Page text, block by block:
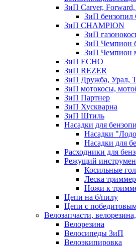
ЗиП Carver,
ЗиП бензопил
ЗиП CHAMPION
ЗиП
ЗиП Чемпион
ЗиП Чемпион
ЗиП ECHO
ЗиП REZER
ЗиП Дружба, Урал,
ЗиП мотокосы,
ЗиП Партнер
ЗиП Хускварна
ЗиП Штиль
Насадки для
Насадки
Насадки для
Расходники для
Режущий
Косильные
Леска
Ножи к
Цепи на б/пилу
Цепи с
Велозапчасти,
Велорезина
Велосипеды ЗиП
Велоэкипировка